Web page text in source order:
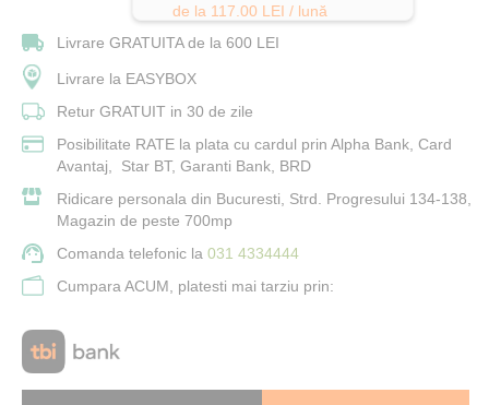
de la 117.00 LEI / lună
Livrare GRATUITA de la 600 LEI
Livrare la EASYBOX
Retur GRATUIT in 30 de zile
Posibilitate RATE la plata cu cardul prin Alpha Bank, Card
Avantaj, Star BT, Garanti Bank, BRD
Ridicare personala din Bucuresti, Strd. Progresului 134-138,
Magazin de peste 700mp
Comanda telefonic la 031 4334444
Cumpara ACUM, platesti mai tarziu prin: